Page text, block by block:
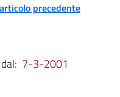
articolo precedente
7-3-2001